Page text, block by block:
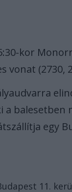
kor
vonat (2730,
balesetben
egy
11.